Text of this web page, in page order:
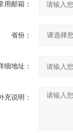
用邮箱：
省份：
细地址：
充说明：